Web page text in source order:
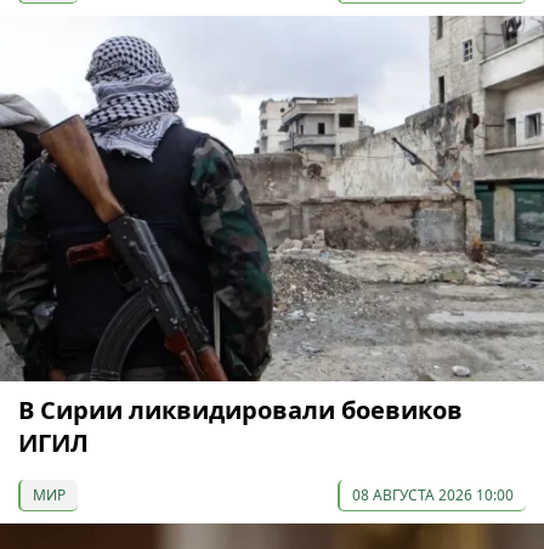
В Сирии ликвидировали боевиков
ИГИЛ
МИР 08 АВГУСТА 2026 10:00